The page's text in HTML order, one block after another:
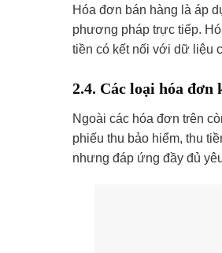
Hóa đơn bán hàng là áp
phương pháp trực tiếp.
tiền có kết nối với dữ liệu
2.4. Các loại hóa đơn
Ngoài các hóa đơn trên
phiếu thu bảo hiểm, thu
nhưng đáp ứng đầy đủ